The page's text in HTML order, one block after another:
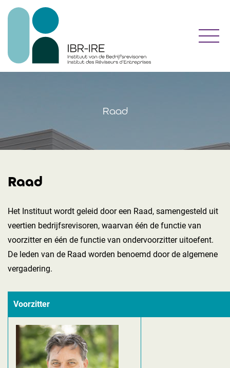
Raad
Raad
Het Instituut wordt geleid door een Raad, samengesteld uit
veertien bedrijfsrevisoren, waarvan één de functie van
voorzitter en één de functie van ondervoorzitter uitoefent.
De leden van de Raad worden benoemd door de algemene
vergadering.
Voorzitter